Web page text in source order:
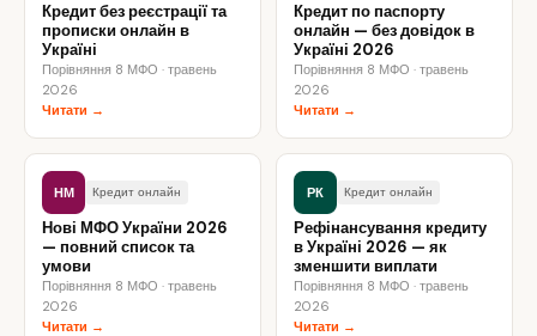
Кредит без реєстрації та
прописки онлайн в
Україні
Порівняння 8 МФО · травень
2026
Читати →
Кредит по паспорту
онлайн — без довідок в
Україні 2026
Порівняння 8 МФО · травень
2026
Читати →
НМ Кредит онлайн
Нові МФО України 2026
— повний список та
умови
Порівняння 8 МФО · травень
2026
Читати →
РК Кредит онлайн
Рефінансування кредиту
в Україні 2026 — як
зменшити виплати
Порівняння 8 МФО · травень
2026
Читати →